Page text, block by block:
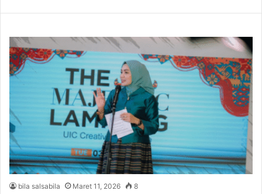
bila salsabila Maret 11, 2026 8